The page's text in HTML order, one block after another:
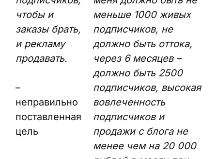
чтобы и
заказы брать,
и рекламу
продавать.
–
неправильно
поставленная
цель
меньше 1000 живых
подписчиков, не
должно быть оттока,
через 6 месяцев –
должно быть 2500
подписчиков, высокая
вовлеченность
подписчиков и
продажи с блога не
менее чем на 20 000